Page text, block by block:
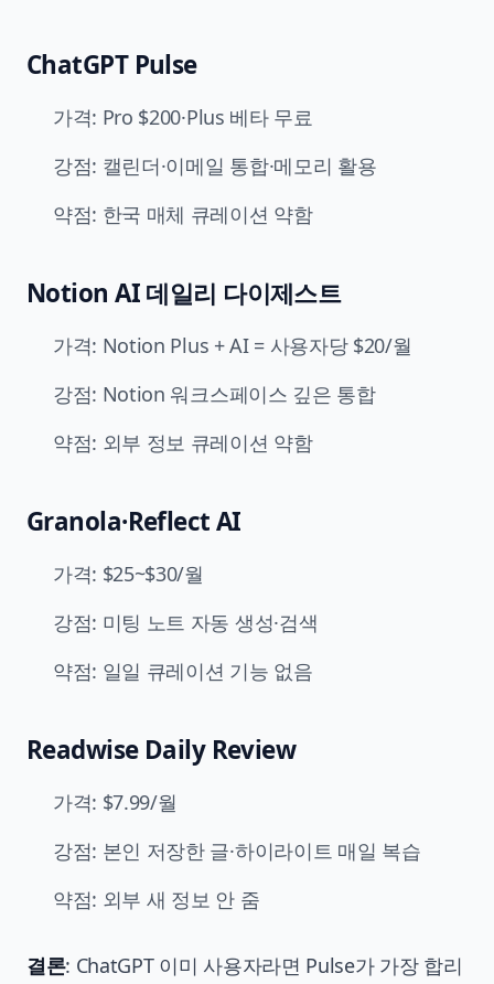
ChatGPT Pulse
가격: Pro $200·Plus 베타 무료
강점: 캘린더·이메일 통합·메모리 활용
약점: 한국 매체 큐레이션 약함
Notion AI 데일리 다이제스트
가격: Notion Plus + AI = 사용자당 $20/월
강점: Notion 워크스페이스 깊은 통합
약점: 외부 정보 큐레이션 약함
Granola·Reflect AI
가격: $25~$30/월
강점: 미팅 노트 자동 생성·검색
약점: 일일 큐레이션 기능 없음
Readwise Daily Review
가격: $7.99/월
강점: 본인 저장한 글·하이라이트 매일 복습
약점: 외부 새 정보 안 줌
결론: ChatGPT 이미 사용자라면 Pulse가 가장 합리